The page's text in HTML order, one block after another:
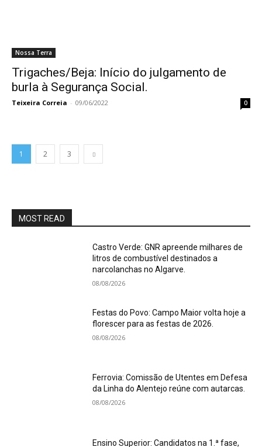
Nossa Terra
Trigaches/Beja: Início do julgamento de
burla à Segurança Social.
Teixeira Correia - 09/06/2022 0
1 2 3
MOST READ
Castro Verde: GNR apreende milhares de
litros de combustível destinados a
narcolanchas no Algarve.
08/08/2026
Festas do Povo: Campo Maior volta hoje a
florescer para as festas de 2026.
08/08/2026
Ferrovia: Comissão de Utentes em Defesa
da Linha do Alentejo reúne com autarcas.
08/08/2026
Ensino Superior: Candidatos na 1.ª fase,